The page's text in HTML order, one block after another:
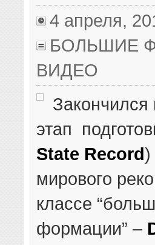
4 апреля,
БОЛЬШИЕ
ВИДЕО
этап
State Record)
мирового
классе
формации” –